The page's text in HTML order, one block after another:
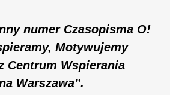
numer Czasopisma O!
Motywujemy
Centrum Wspierania
Warszawa”.